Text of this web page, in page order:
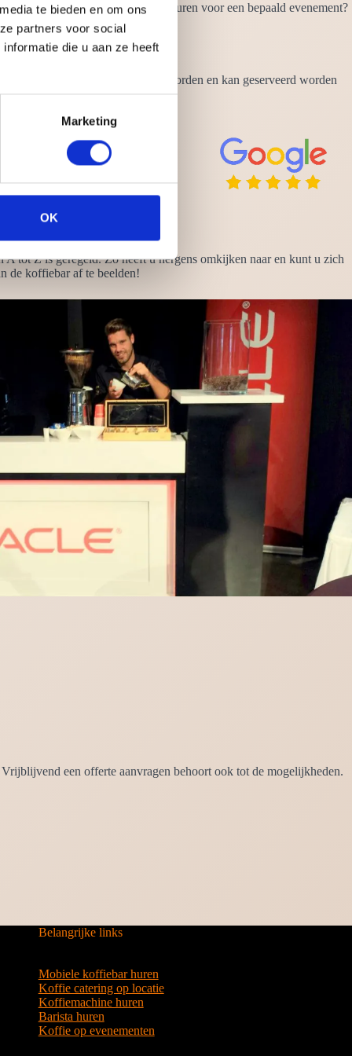
te bieden en om ons
partners voor social
die u aan ze heeft
Marketing
OK
Wilt u alleen een barista huren voor een bepaald evenement?
op elk tijdstip wel gedronken worden en kan geserveerd worden
tot Z is geregeld. Zo heeft u nergens omkijken naar en kunt u zich
de koffiebar af te beelden!
een offerte aanvragen behoort ook tot de mogelijkheden.
Belangrijke links
Mobiele koffiebar huren
Koffie catering op locatie
Koffiemachine huren
Barista huren
Koffie op evenementen